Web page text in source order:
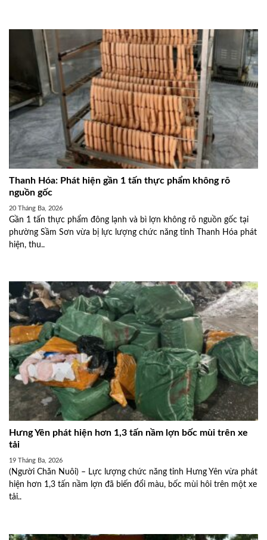
Thanh Hóa: Phát hiện gần 1 tấn thực phẩm không rõ
nguồn gốc
20 Tháng Ba, 2026
Gần 1 tấn thực phẩm đông lạnh và bì lợn không rõ nguồn gốc tại
phường Sầm Sơn vừa bị lực lượng chức năng tỉnh Thanh Hóa phát
hiện, thu..
Hưng Yên phát hiện hơn 1,3 tấn nầm lợn bốc mùi trên xe
tải
19 Tháng Ba, 2026
(Người Chăn Nuôi) – Lực lượng chức năng tỉnh Hưng Yên vừa phát
hiện hơn 1,3 tấn nầm lợn đã biến đổi màu, bốc mùi hôi trên một xe
tải..